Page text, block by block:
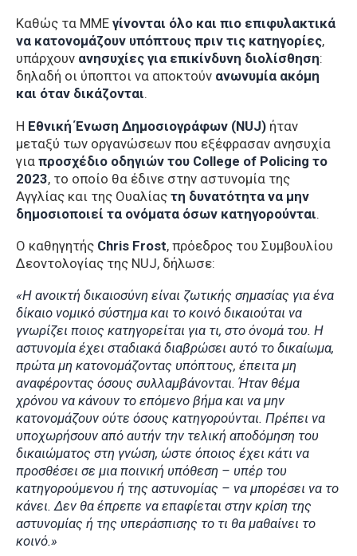
Καθώς τα ΜΜΕ γίνονται όλο και πιο επιφυλακτικά
να κατονομάζουν υπόπτους πριν τις κατηγορίες,
υπάρχουν ανησυχίες για επικίνδυνη διολίσθηση:
δηλαδή οι ύποπτοι να αποκτούν ανωνυμία ακόμη
και όταν δικάζονται.
Η Εθνική Ένωση Δημοσιογράφων (NUJ) ήταν
μεταξύ των οργανώσεων που εξέφρασαν ανησυχία
για προσχέδιο οδηγιών του College of Policing το
2023, το οποίο θα έδινε στην αστυνομία της
Αγγλίας και της Ουαλίας τη δυνατότητα να μην
δημοσιοποιεί τα ονόματα όσων κατηγορούνται.
Ο καθηγητής Chris Frost, πρόεδρος του Συμβουλίου
Δεοντολογίας της NUJ, δήλωσε:
«Η ανοικτή δικαιοσύνη είναι ζωτικής σημασίας για ένα
δίκαιο νομικό σύστημα και το κοινό δικαιούται να
γνωρίζει ποιος κατηγορείται για τι, στο όνομά του. Η
αστυνομία έχει σταδιακά διαβρώσει αυτό το δικαίωμα,
πρώτα μη κατονομάζοντας υπόπτους, έπειτα μη
αναφέροντας όσους συλλαμβάνονται. Ήταν θέμα
χρόνου να κάνουν το επόμενο βήμα και να μην
κατονομάζουν ούτε όσους κατηγορούνται. Πρέπει να
υποχωρήσουν από αυτήν την τελική αποδόμηση του
δικαιώματος στη γνώση, ώστε όποιος έχει κάτι να
προσθέσει σε μια ποινική υπόθεση – υπέρ του
κατηγορούμενου ή της αστυνομίας – να μπορέσει να το
κάνει. Δεν θα έπρεπε να επαφίεται στην κρίση της
αστυνομίας ή της υπεράσπισης το τι θα μαθαίνει το
κοινό.»